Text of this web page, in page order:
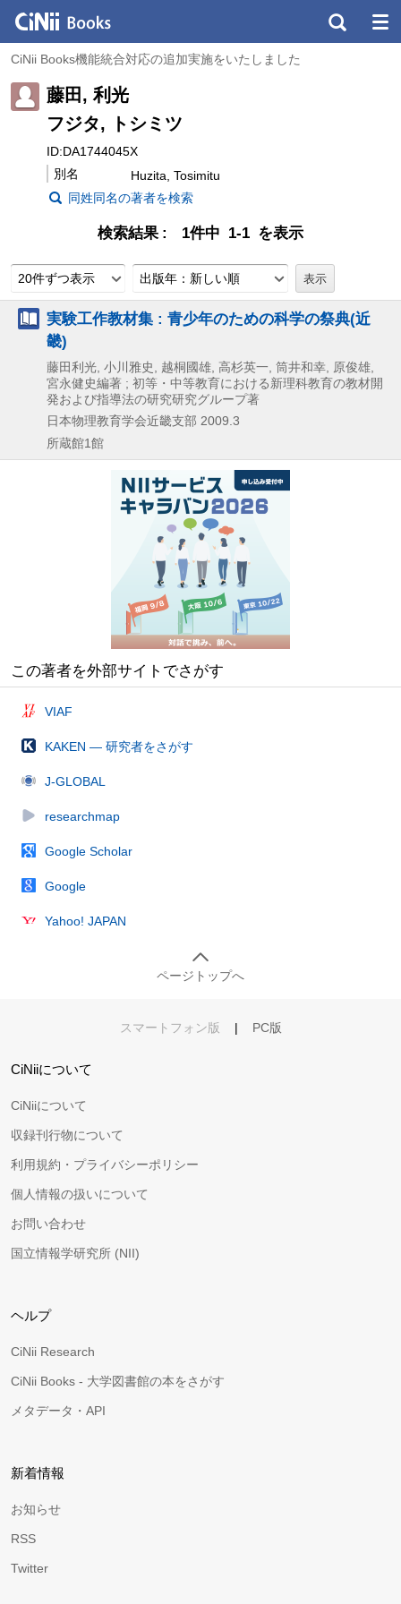
CiNii Books機能統合対応の追加実施をいたしました
藤田, 利光
フジタ, トシミツ
ID:DA1744045X
別名
Huzita, Tosimitu
同姓同名の著者を検索
検索結果 1件中 1-1 を表示
20件ずつ表示 出版年：新しい順
実験工作教材集 : 青少年のための科学の祭典(近
畿)
藤田利光, 小川雅史, 越桐國雄, 高杉英一, 筒井和幸, 原俊雄,
宮永健史編著 ; 初等・中等教育における新理科教育の教材開
発および指導法の研究研究グループ著
日本物理教育学会近畿支部 2009.3
所蔵館1館
この著者を外部サイトでさがす
VIAF
KAKEN — 研究者をさがす
J-GLOBAL
researchmap
Google Scholar
Google
Yahoo! JAPAN
ページトップへ
スマートフォン版 | PC版
CiNiiについて
CiNiiについて
収録刊行物について
利用規約・プライバシーポリシー
個人情報の扱いについて
お問い合わせ
国立情報学研究所 (NII)
ヘルプ
CiNii Research
CiNii Books - 大学図書館の本をさがす
メタデータ・API
新着情報
お知らせ
RSS
Twitter